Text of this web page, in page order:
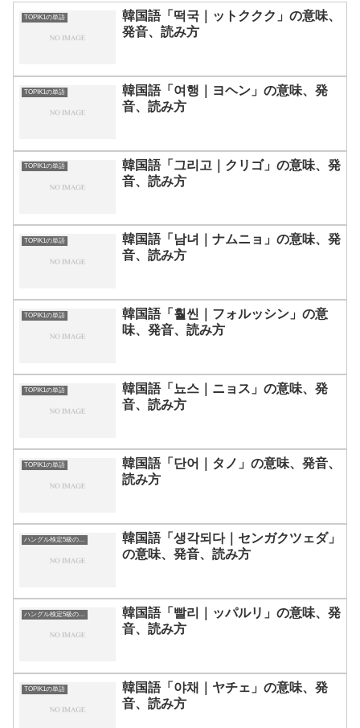
TOPIK1の単語
韓国語「떡국｜ットククク」の意味、
発音、読み方
TOPIK1の単語
韓国語「여행｜ヨヘン」の意味、発
音、読み方
TOPIK1の単語
韓国語「그리고｜クリゴ」の意味、発
音、読み方
TOPIK1の単語
韓国語「남녀｜ナムニョ」の意味、発
音、読み方
TOPIK1の単語
韓国語「훨씬｜フォルッシン」の意
味、発音、読み方
TOPIK1の単語
韓国語「뇨스｜ニョス」の意味、発
音、読み方
TOPIK1の単語
韓国語「단어｜タノ」の意味、発音、
読み方
ハングル検定5級の単語
韓国語「생각되다｜センガクツェダ」
の意味、発音、読み方
ハングル検定5級の単語
韓国語「빨리｜ッパルリ」の意味、発
音、読み方
TOPIK1の単語
韓国語「야채｜ヤチェ」の意味、発
音、読み方